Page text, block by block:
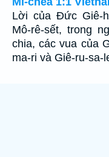
Lời của Ðức Giê-
Mô-rê-sết, trong
chia, các vua của
ma-ri và Giê-ru-sa-